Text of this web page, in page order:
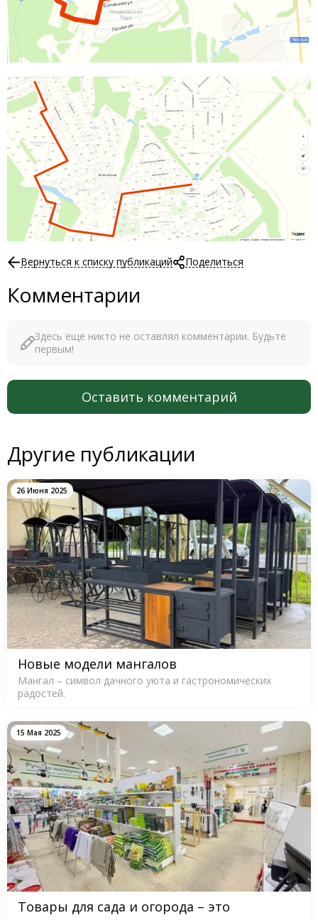
Вернуться к списку публикаций Поделиться
Комментарии
Здесь еще никто не оставлял комментарии. Будьте
первым!
Оставить комментарий
Другие публикации
26 Июня 2025
Новые модели мангалов
Мангал – символ дачного уюта и гастрономических
радостей.
15 Мая 2025
Товары для сада и огорода – это